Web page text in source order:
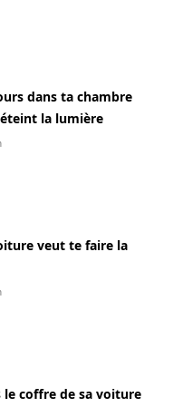
dans ta chambre
la lumière
veut te faire la
le coffre de sa voiture